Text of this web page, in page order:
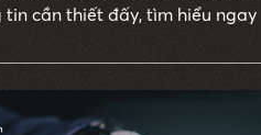
cần thiết đấy, tìm hiểu ngay